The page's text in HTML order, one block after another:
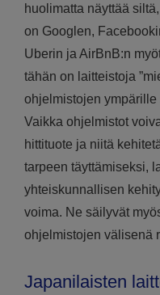
huolimatta näyttää
on Googlen,
Uberin ja AirBnB:n
tähän on laitteistoja
ohjelmistojen
Vaikka ohjelmistot
hittituote ja niitä
tarpeen täyttämiseksi,
yhteiskunnallisen
voima. Ne säilyvät
ohjelmistojen välisenä
Japanilaisten